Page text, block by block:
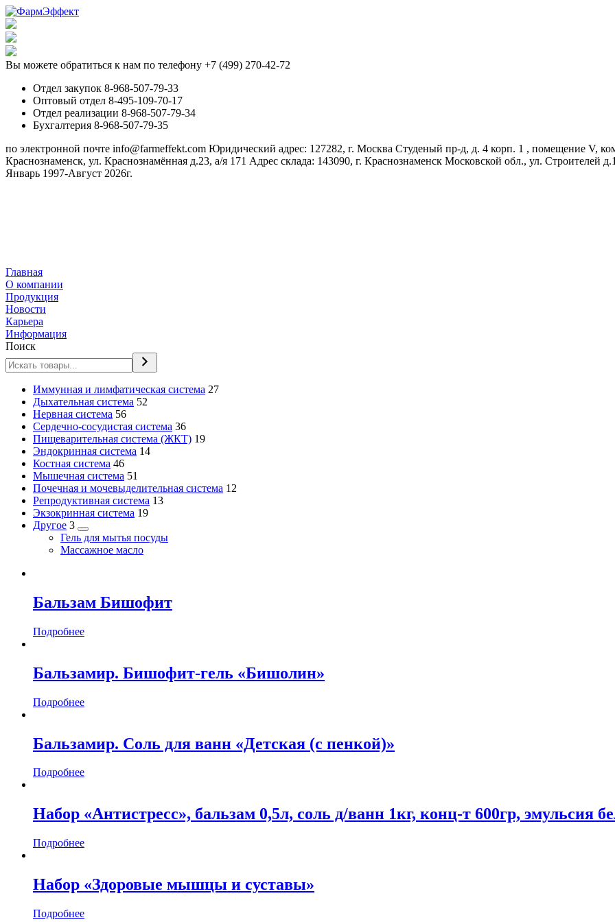
Вы можете обратиться к нам по телефону +7 (499) 270-42-72
Отдел закупок 8-968-507-79-33
Оптовый отдел 8-495-109-70-17
Отдел реализации 8-968-507-79-34
Бухгалтерия 8-968-507-79-35
по электронной почте info@farmeffekt.com Юридический адрес: 127282, г. Москва Студеный пр-д, д. 4 корп. 1 , помещение V,
Краснознаменск, ул. Краснознамённая д.23, а/я 171 Адрес склада: 143090, г. Краснознаменск Московской обл., ул. Строителей
Январь 1997-Август 2026г.
Главная
О компании
Продукция
Новости
Карьера
Информация
Поиск
Иммунная и лимфатическая система 272
Дыхательная система 52
Нервная система 562
товара
Сердечно-сосудистая система 362
товара
Пищеварительная система (ЖКТ) 192
Эндокринная система 142
Костная система 462
товара
Мышечная система 51
товара
Почечная и мочевыделительная система 12
Репродуктивная система 132
Экзокринная система 192
Другое 3 2
товара
Гель для мытья посуды
Массажное масло
Бальзам Бишофит
Подробнее
Бальзамир. Бишофит-гель «Бишолин»
Подробнее
Бальзамир. Соль для ванн «Детская (с пенкой)»
Подробнее
Набор «Антистресс», бальзам 0,5л, соль д/ванн 1кг, конц-т 600гр, эмульсия
Подробнее
Набор «Здоровые мышцы и суставы»
Подробнее